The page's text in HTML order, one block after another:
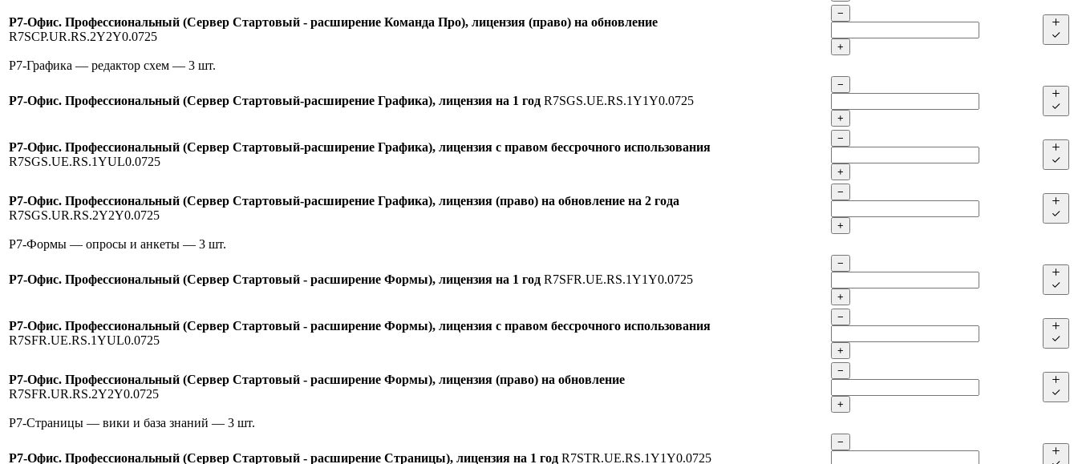
Р7-Офис. Профессиональный (Сервер Стартовый - расширение Команда Про), лицензия (право) на обновление
R7SCP.UR.RS.2Y2Y0.0725
−
+
Р7-Графика — редактор схем — 3 шт.
Р7-Офис. Профессиональный (Сервер Стартовый-расширение Графика), лицензия на 1 год R7SGS.UE.RS.1Y1Y0.0725
−
+
Р7-Офис. Профессиональный (Сервер Стартовый-расширение Графика), лицензия с правом бессрочного использования
R7SGS.UE.RS.1YUL0.0725
−
+
Р7-Офис. Профессиональный (Сервер Стартовый-расширение Графика), лицензия (право) на обновление на 2 года
R7SGS.UR.RS.2Y2Y0.0725
−
+
Р7-Формы — опросы и анкеты — 3 шт.
Р7-Офис. Профессиональный (Сервер Стартовый - расширение Формы), лицензия на 1 год R7SFR.UE.RS.1Y1Y0.0725
−
+
Р7-Офис. Профессиональный (Сервер Стартовый - расширение Формы), лицензия с правом бессрочного использования
R7SFR.UE.RS.1YUL0.0725
−
+
Р7-Офис. Профессиональный (Сервер Стартовый - расширение Формы), лицензия (право) на обновление
R7SFR.UR.RS.2Y2Y0.0725
−
+
Р7-Страницы — вики и база знаний — 3 шт.
Р7-Офис. Профессиональный (Сервер Стартовый - расширение Страницы), лицензия на 1 год R7STR.UE.RS.1Y1Y0.0725
−